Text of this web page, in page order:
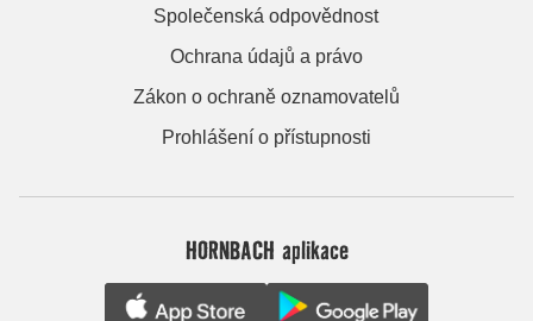
Společenská odpovědnost
Ochrana údajů a právo
Zákon o ochraně oznamovatelů
Prohlášení o přístupnosti
HORNBACH aplikace